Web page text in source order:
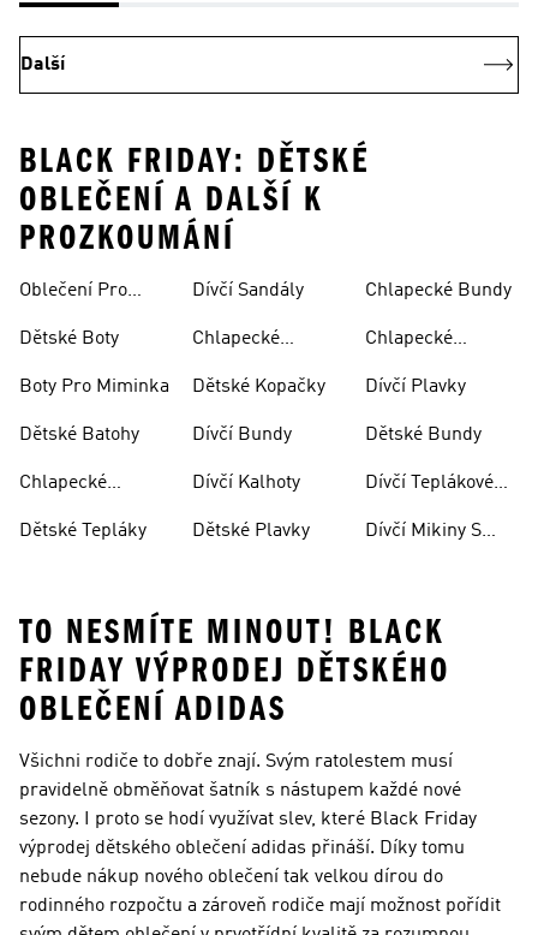
Další
BLACK FRIDAY: DĚTSKÉ
OBLEČENÍ A DALŠÍ K
PROZKOUMÁNÍ
Oblečení Pro
Dětské Boty
Boty Pro Miminka
Dětské Batohy
Chlapecké
Dětské Tepláky
Dívčí Sandály
Chlapecké
Dětské Kopačky
Dívčí Bundy
Dívčí Kalhoty
Dětské Plavky
Chlapecké Bundy
Chlapecké
Soupravy
Dívčí Plavky
Dětské Bundy
Dívčí Teplákové
Dívčí Mikiny S
TO NESMÍTE MINOUT! BLACK
FRIDAY VÝPRODEJ DĚTSKÉHO
OBLEČENÍ ADIDAS
Všichni rodiče to dobře znají. Svým ratolestem musí
pravidelně obměňovat šatník s nástupem každé nové
sezony. I proto se hodí využívat slev, které Black Friday
výprodej dětského oblečení adidas přináší. Díky tomu
nebude nákup nového oblečení tak velkou dírou do
rodinného rozpočtu a zároveň rodiče mají možnost pořídit